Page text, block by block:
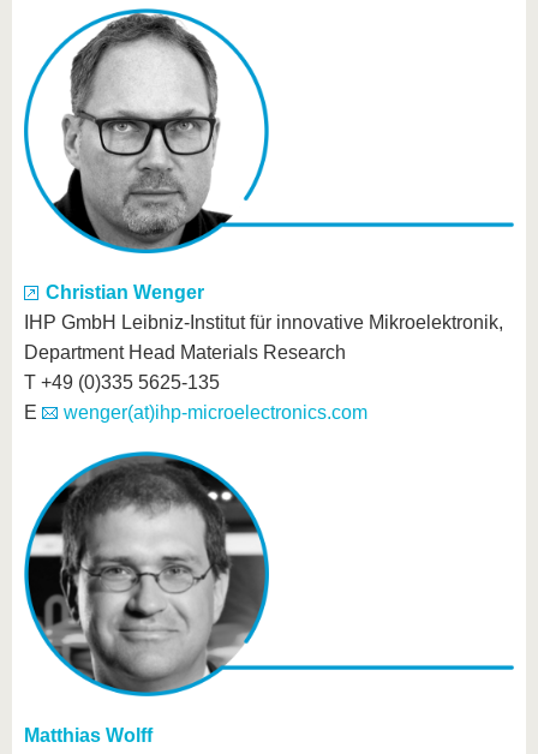
Christian Wenger
IHP GmbH Leibniz-Institut für innovative Mikroelektronik,
Department Head Materials Research
T +49 (0)335 5625-135
E
wenger(at)ihp-microelectronics.com
Matthias Wolff